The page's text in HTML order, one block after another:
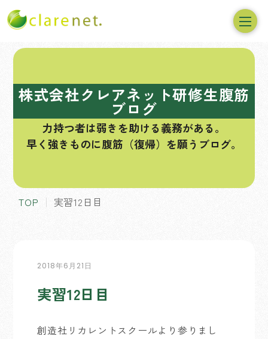
株式会社クレアネット研修生腹筋
ブログ
力持つ者は弱きを助ける義務がある。
早く強きものに腹筋（復帰）を願うブログ。
TOP 実習12日目
2018年6月21日
実習12日目
創造社リカレントスクールより参りまし